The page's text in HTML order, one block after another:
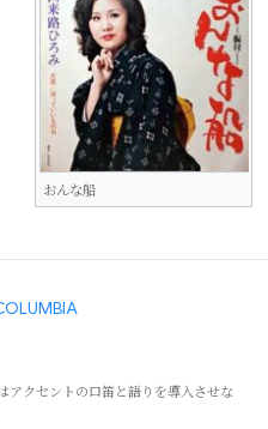
おんな船
アクセントの口笛と語りを導入させな